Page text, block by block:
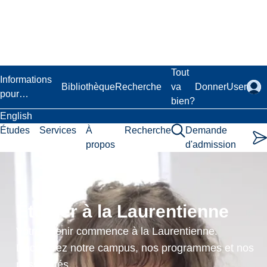
Informations
pour…
BibliothèqueRecherche
Tout
va
bien?
DonnerUser
English
Études
Services
À
propos
Recherche
Demande
d'admission
Étudier à la Laurentienne
Votre avenir commence à la Laurentienne.
Découvrez notre campus, nos programmes et nos
possibilités.
Canada